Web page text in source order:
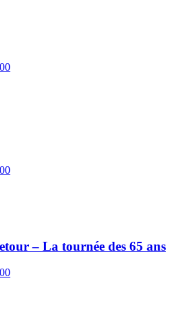
– La tournée des 65 ans